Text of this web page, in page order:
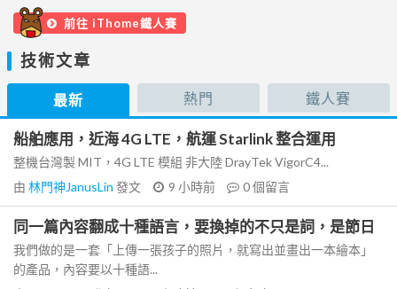
前往 iThome鐵人賽
技術文章
最新 熱門 鐵人賽
船舶應用，近海 4G LTE，航運 Starlink 整合運用
整機台灣製 MIT，4G LTE 模組 非大陸 DrayTek VigorC4...
由 林門神JanusLin 發文 9 小時前 0個留言
同一篇內容翻成十種語言，要換掉的不只是詞，是節日
我們做的是一套「上傳一張孩子的照片，就寫出並畫出一本繪本」
的產品，內容要以十種語...